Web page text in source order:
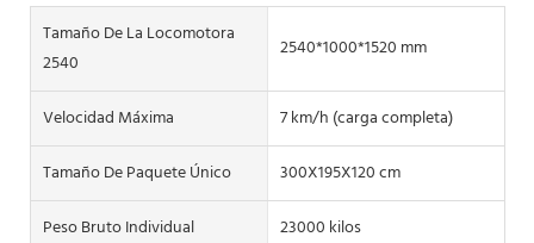
Tamaño De La Locomotora
2540
2540*1000*1520 mm
Velocidad Máxima
7 km/h (carga completa)
Tamaño De Paquete Único
300X195X120 cm
Peso Bruto Individual
23000 kilos